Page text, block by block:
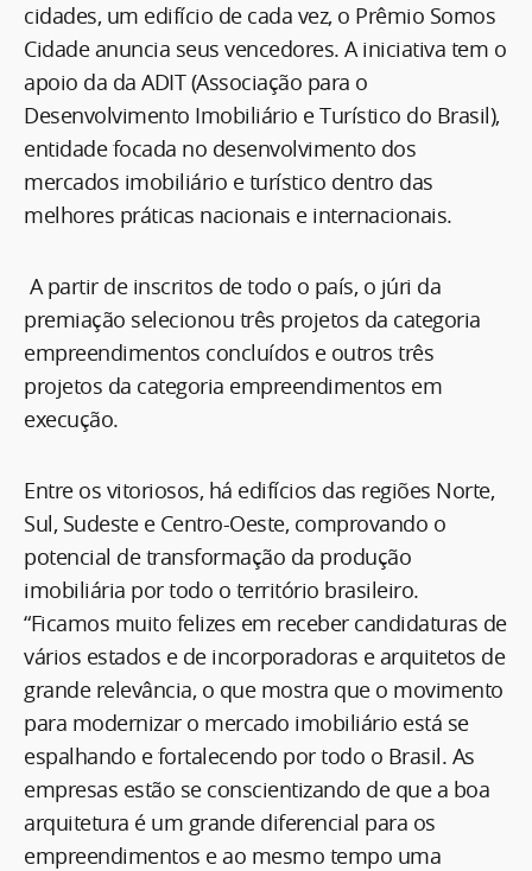
cidades, um edifício de cada vez, o Prêmio Somos
Cidade anuncia seus vencedores. A iniciativa tem o
apoio da da ADIT (Associação para o
Desenvolvimento Imobiliário e Turístico do Brasil),
entidade focada no desenvolvimento dos
mercados imobiliário e turístico dentro das
melhores práticas nacionais e internacionais.
A partir de inscritos de todo o país, o júri da
premiação selecionou três projetos da categoria
empreendimentos concluídos e outros três
projetos da categoria empreendimentos em
execução.
Entre os vitoriosos, há edifícios das regiões Norte,
Sul, Sudeste e Centro-Oeste, comprovando o
potencial de transformação da produção
imobiliária por todo o território brasileiro.
“Ficamos muito felizes em receber candidaturas de
vários estados e de incorporadoras e arquitetos de
grande relevância, o que mostra que o movimento
para modernizar o mercado imobiliário está se
espalhando e fortalecendo por todo o Brasil. As
empresas estão se conscientizando de que a boa
arquitetura é um grande diferencial para os
empreendimentos e ao mesmo tempo uma